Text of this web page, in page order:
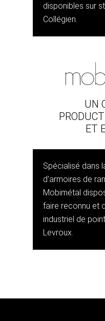
disponibles sur
Collégien.
UN
ET
Spécialisé dans
d'armoires de
Mobimétal
faire reconnu et
industriel de
Levroux.